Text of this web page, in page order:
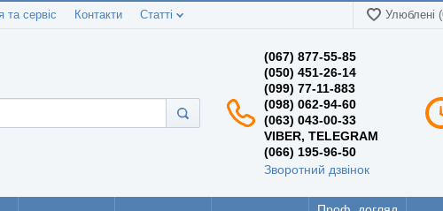
та сервіс Контакти Статті Улюблені
(067) 877-55-85
(050) 451-26-14
(099) 77-11-883
(098) 062-94-60
(063) 043-00-33
VIBER, TELEGRAM
(066) 195-96-50
Зворотний дзвінок